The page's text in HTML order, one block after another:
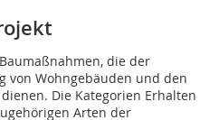
die der
von Wohngebäuden und den
Die Kategorien Erhalten
Arten der